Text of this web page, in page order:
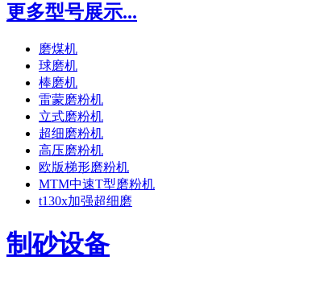
更多型号展示...
磨煤机
球磨机
棒磨机
雷蒙磨粉机
立式磨粉机
超细磨粉机
高压磨粉机
欧版梯形磨粉机
MTM中速T型磨粉机
t130x加强超细磨
制砂设备